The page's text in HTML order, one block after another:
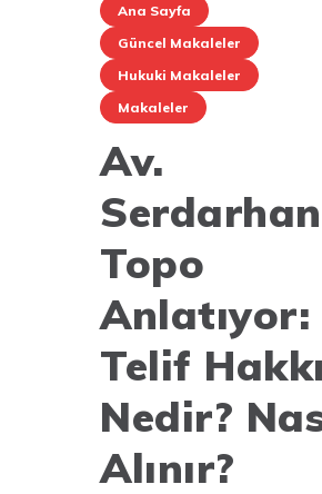
Ana Sayfa
Güncel Makaleler
Hukuki Makaleler
Makaleler
Av.
Serdarhan
Topo
Anlatıyor:
Telif Hakkı
Nedir?
Alınır?